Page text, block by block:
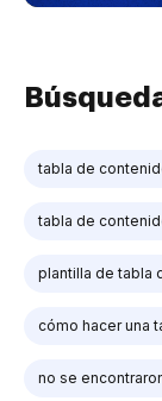
tabla de
tabla de
plantilla de tabla
cómo hacer una
no se